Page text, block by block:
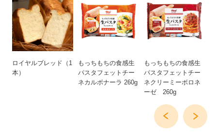
ロイヤルブレッド（1
本）
もっちもちの食感生
パスタフェットチー
ネカルボナーラ 260g
もっちもちの食感生
パスタフェットチー
ネクリーミーボロネ
ーゼ 260g